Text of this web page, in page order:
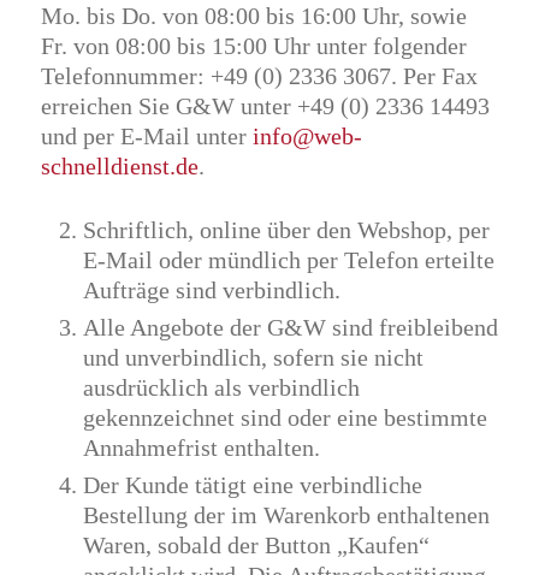
Mo. bis Do. von 08:00 bis 16:00 Uhr, sowie
Fr. von 08:00 bis 15:00 Uhr unter folgender
Telefonnummer: +49 (0) 2336 3067. Per Fax
erreichen Sie G&W unter +49 (0) 2336 14493
und per E-Mail unter info@web-
schnelldienst.de.
Schriftlich, online über den Webshop, per
E-Mail oder mündlich per Telefon erteilte
Aufträge sind verbindlich.
Alle Angebote der G&W sind freibleibend
und unverbindlich, sofern sie nicht
ausdrücklich als verbindlich
gekennzeichnet sind oder eine bestimmte
Annahmefrist enthalten.
Der Kunde tätigt eine verbindliche
Bestellung der im Warenkorb enthaltenen
Waren, sobald der Button „Kaufen“